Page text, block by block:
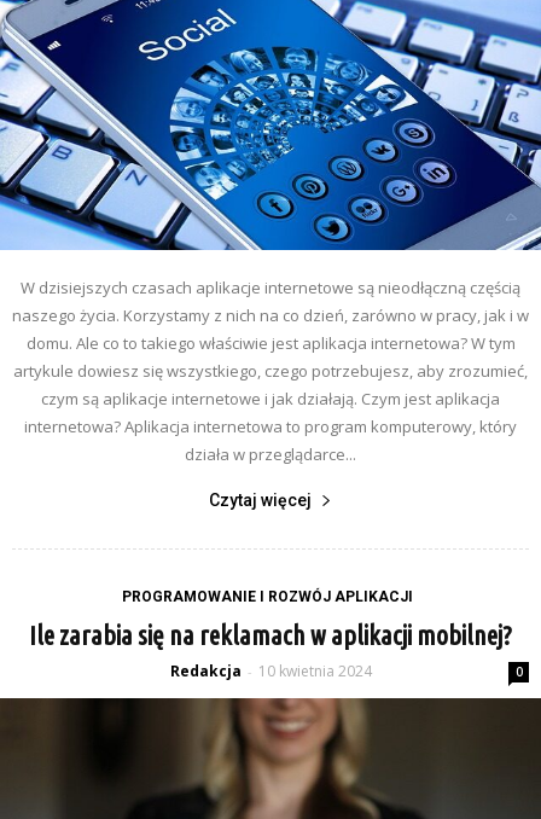
W dzisiejszych czasach aplikacje internetowe są nieodłączną częścią
naszego życia. Korzystamy z nich na co dzień, zarówno w pracy, jak i w
domu. Ale co to takiego właściwie jest aplikacja internetowa? W tym
artykule dowiesz się wszystkiego, czego potrzebujesz, aby zrozumieć,
czym są aplikacje internetowe i jak działają. Czym jest aplikacja
internetowa? Aplikacja internetowa to program komputerowy, który
działa w przeglądarce...
Czytaj więcej
PROGRAMOWANIE I ROZWÓJ APLIKACJI
Ile zarabia się na reklamach w aplikacji mobilnej?
Redakcja - 10 kwietnia 2024 0